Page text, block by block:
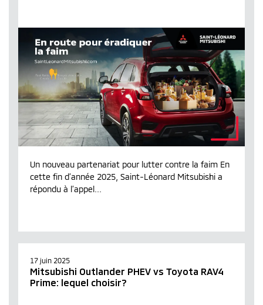
Un nouveau partenariat pour lutter contre la faim En
cette fin d’année 2025, Saint-Léonard Mitsubishi a
répondu à l’appel...
17 juin 2025
Mitsubishi Outlander PHEV vs Toyota RAV4
Prime: lequel choisir?